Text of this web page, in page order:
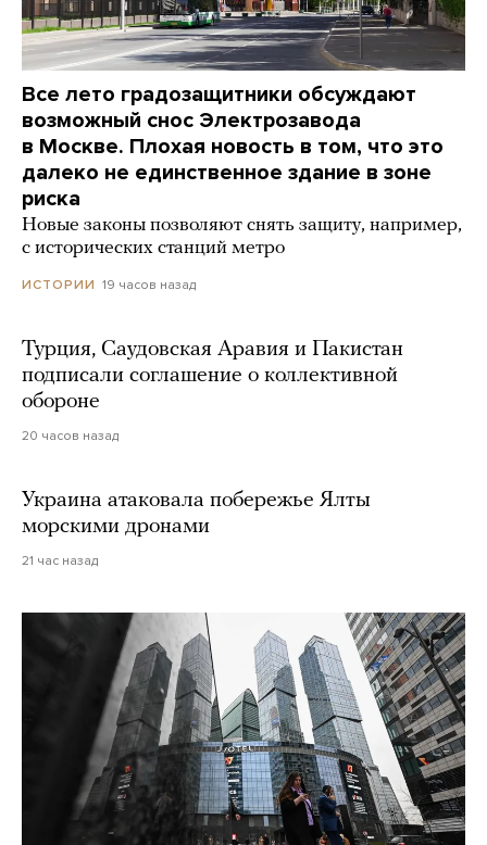
Все лето градозащитники обсуждают
возможный снос Электрозавода
в Москве. Плохая новость в том, что это
далеко не единственное здание в зоне
риска
Новые законы позволяют снять защиту, например,
с исторических станций метро
ИСТОРИИ 19 часов назад
Турция, Саудовская Аравия и Пакистан
подписали соглашение о коллективной
обороне
20 часов назад
Украина атаковала побережье Ялты
морскими дронами
21 час назад